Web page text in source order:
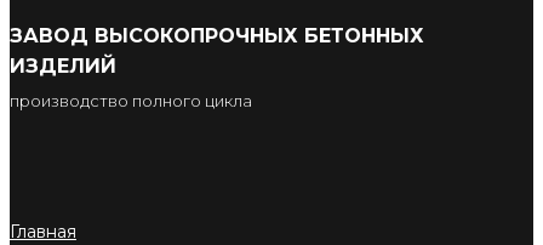
ЗАВОД ВЫСОКОПРОЧНЫХ БЕТОННЫХ
ИЗДЕЛИЙ
производство полного цикла
Главная